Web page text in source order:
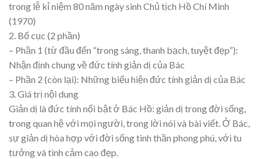
trong lễ kỉ niệm 80 năm ngày sinh Chủ tịch Hồ Chí Minh
(1970)
2. Bố cục (2 phần)
– Phần 1 (từ đầu đến “trong sáng, thanh bạch, tuyệt đẹp”):
Nhận định chung về đức tính giản dị của Bác
– Phần 2 (còn lại): Những biểu hiện đức tính giản dị của Bác
3. Giá trị nội dung
Giản dị là đức tính nổi bật ở Bác Hồ: giản dị trong đời sống,
trong quan hệ với mọi người, trong lời nói và bài viết. Ở Bác,
sự giản dị hòa hợp với đời sống tinh thần phong phú, với tu
tưởng và tình cảm cao đẹp.